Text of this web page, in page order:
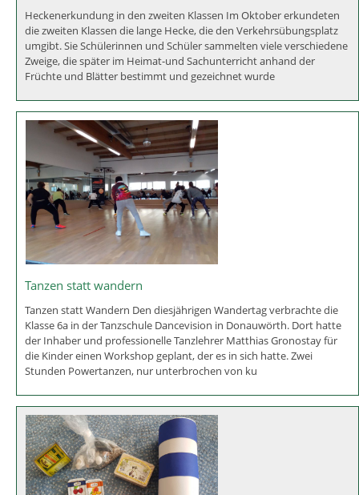
Heckenerkundung in den zweiten Klassen Im Oktober erkundeten
die zweiten Klassen die lange Hecke, die den Verkehrsübungsplatz
umgibt. Sie Schülerinnen und Schüler sammelten viele verschiedene
Zweige, die später im Heimat-und Sachunterricht anhand der
Früchte und Blätter bestimmt und gezeichnet wurde
Tanzen statt wandern
Tanzen statt Wandern Den diesjährigen Wandertag verbrachte die
Klasse 6a in der Tanzschule Dancevision in Donauwörth. Dort hatte
der Inhaber und professionelle Tanzlehrer Matthias Gronostay für
die Kinder einen Workshop geplant, der es in sich hatte. Zwei
Stunden Powertanzen, nur unterbrochen von ku